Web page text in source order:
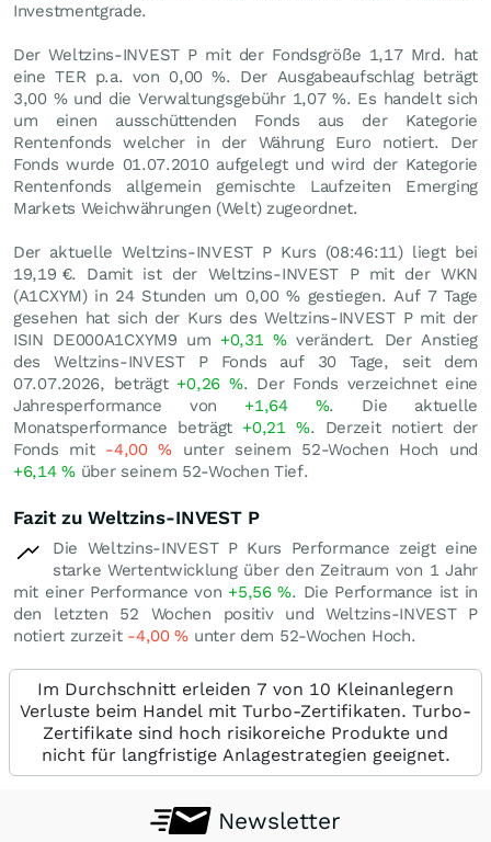
Investmentgrade.
Der Weltzins-INVEST P mit der Fondsgröße 1,17 Mrd. hat
eine TER p.a. von 0,00 %. Der Ausgabeaufschlag beträgt
3,00 % und die Verwaltungsgebühr 1,07 %. Es handelt sich
um einen ausschüttenden Fonds aus der Kategorie
Rentenfonds welcher in der Währung Euro notiert. Der
Fonds wurde 01.07.2010 aufgelegt und wird der Kategorie
Rentenfonds allgemein gemischte Laufzeiten Emerging
Markets Weichwährungen (Welt) zugeordnet.
Der aktuelle Weltzins-INVEST P Kurs (08:46:11) liegt bei
19,19 €. Damit ist der Weltzins-INVEST P mit der WKN
(A1CXYM) in 24 Stunden um 0,00%gestiegen. Auf 7 Tage
gesehen hat sich der Kurs des Weltzins-INVEST P mit der
ISIN DE000A1CXYM9 um +0,31 %verändert. Der Anstieg
des Weltzins-INVEST P Fonds auf 30 Tage, seit dem
07.07.2026, beträgt +0,26 %. Der Fonds verzeichnet eine
Jahresperformance von +1,64 %. Die aktuelle
Monatsperformance beträgt +0,21 %. Derzeit notiert der
Fonds mit -4,00% unter seinem 52-Wochen Hoch und
+6,14%über seinem 52-Wochen Tief.
Fazit zu Weltzins-INVEST P
Die Weltzins-INVEST P Kurs Performance zeigt eine
starke Wertentwicklung über den Zeitraum von 1 Jahr
mit einer Performance von +5,56%. Die Performance ist in
den letzten 52 Wochen positiv und Weltzins-INVEST P
notiert zurzeit -4,00% unter dem 52-Wochen Hoch.
Im Durchschnitt erleiden 7 von 10 Kleinanlegern
Verluste beim Handel mit Turbo-Zertifikaten. Turbo-
Zertifikate sind hoch risikoreiche Produkte und
nicht für langfristige Anlagestrategien geeignet.
Newsletter